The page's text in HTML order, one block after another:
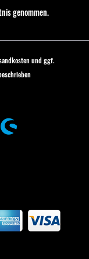
genommen.
und ggf.